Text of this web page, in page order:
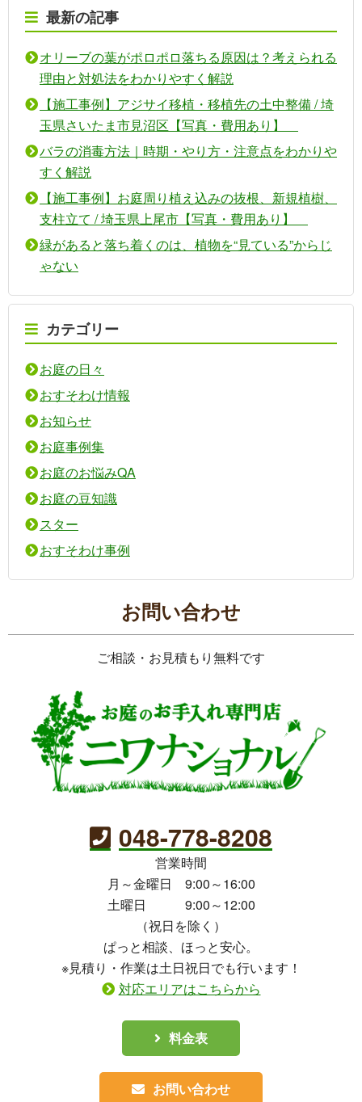
最新の記事
オリーブの葉がポロポロ落ちる原因は？考えられる
理由と対処法をわかりやすく解説
【施工事例】アジサイ移植・移植先の土中整備 / 埼
玉県さいたま市見沼区【写真・費用あり】
バラの消毒方法｜時期・やり方・注意点をわかりや
すく解説
【施工事例】お庭周り植え込みの抜根、新規植樹、
支柱立て / 埼玉県上尾市【写真・費用あり】
緑があると落ち着くのは、植物を“見ている”からじ
ゃない
カテゴリー
お庭の日々
おすそわけ情報
お知らせ
お庭事例集
お庭のお悩みQA
お庭の豆知識
スター
おすそわけ事例
お問い合わせ
ご相談・お見積もり無料です
048-778-8208
営業時間
月～金曜日 9:00～16:00
土曜日 9:00～12:00
（祝日を除く）
ぱっと相談、ほっと安心。
※見積り・作業は土日祝日でも行います！
対応エリアはこちらから
料金表
お問い合わせ